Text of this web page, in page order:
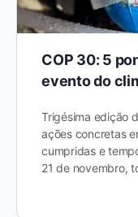
COP 30: 5
evento do
Trigésima edição
ações concretas
cumpridas e
21 de novembro,